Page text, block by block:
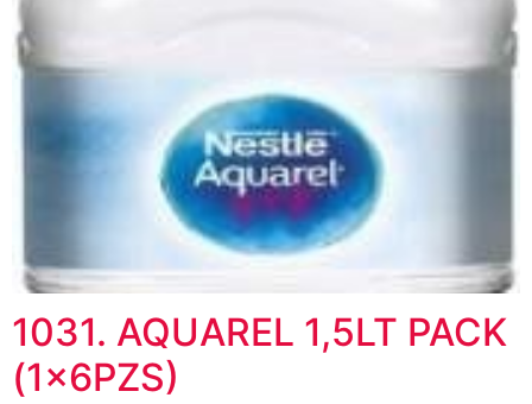
1031. AQUAREL 1,5LT PACK
(1x6PZS)